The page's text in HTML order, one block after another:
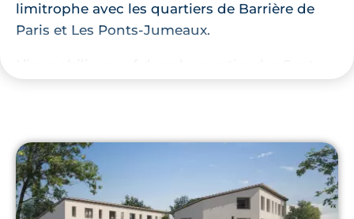
limitrophe avec les quartiers de Barrière de
Paris et Les Ponts-Jumeaux.
investissement locatif
. Par exemple, une
résidence propose 10 appartements neufs
de 3 pièces accompagnés deprestations de
qualité
assurant confort, sécurité et qualité